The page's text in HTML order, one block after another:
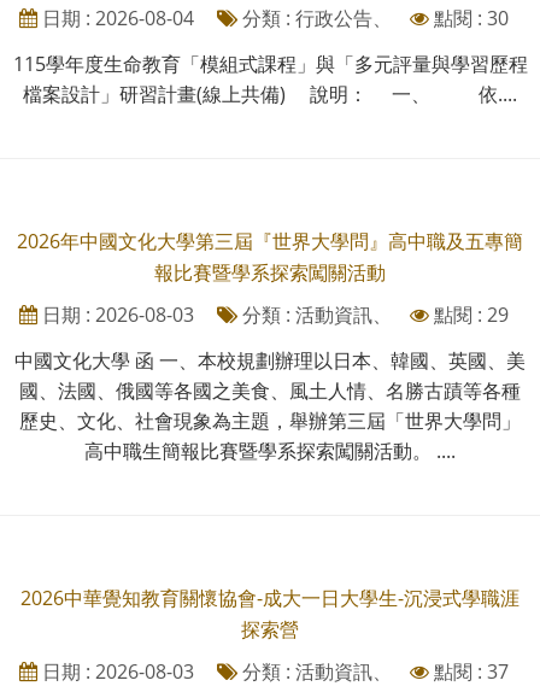
日期 : 2026-08-04 分類 : 行政公告、
點閱 : 30
115學年度生命教育「模組式課程」與「多元評量與學習歷程
檔案設計」研習計畫(線上共備) 說明： 一、 依....
2026年中國文化大學第三屆『世界大學問』高中職及五專簡
報比賽暨學系探索闖關活動
日期 : 2026-08-03
分類 : 活動資訊、
點閱 : 29
中國文化大學 函 一、本校規劃辦理以日本、韓國、英國、美
國、法國、俄國等各國之美食、風土人情、名勝古蹟等各種
歷史、文化、社會現象為主題，舉辦第三屆「世界大學問」
高中職生簡報比賽暨學系探索闖關活動。 ....
2026中華覺知教育關懷協會-成大一日大學生-沉浸式學職涯
探索營
日期 : 2026-08-03
分類 : 活動資訊、
點閱 : 37